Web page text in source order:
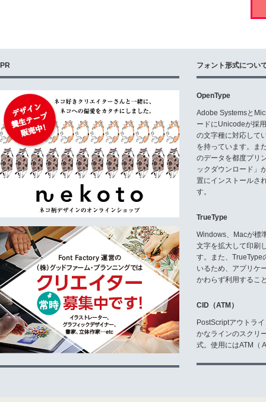
ルされている場合、複数のOSが
(3)「許可台数」とは、当該許
合を除き、1とします。
(4)「映像コンテンツ」とは、映
様、ゲームソフトウェア制作会
る、動画・静止画を含む制作物
よび放送、CD-ROM、DVD、ビ
(5)「デジタルコンテンツ」と
よび文字テキスト、画像、図形
(6)「アナログ出力」とは、当該
対する本条第10項に定義された
(7)「デジタル出力」とは、当該
に定義されたデザインの加工を
(8)「フリップ」とは、映像コン
等の加工処理された有体物のこ
(9)「テロップ」とは、映像コ
のをカメラ等により撮影して合
(10)「デザインの加工」とは、
い、ワードプロセッサーソフト
などを含みます。
(11)「変更/改訂」とは、フォン
のエレメントを伸縮、曲げなど
第2条 使用権の許諾
(1)お客様は、当該許諾プログ
それら許可台数分のコンピュー
(2)お客様は、許可台数分のコン
ケーションごとに当該許諾プロ
(3)お客様は、許可台数分のコン
デジタル出力およびアナログ出
(4)お客様は、許可台数分のコ
として使用することができます。
(5)お客様は、許諾プログラムに
PR フォント形式につい
OpenType
Adobe Systemsと
ードにUnicodeが採
の文字種に対応して
を持っています。ま
のデータを都度プリ
ックダウンロード」
置にインストールさ
す。
TrueType
Windows、Macが標
文字を拡大して印刷
す。また、TrueType
いるため、アプリケ
かわらず利用するこ
CID（ATM）
PostScriptアウトラ
かなラインのスクリ
式。使用にはATM（